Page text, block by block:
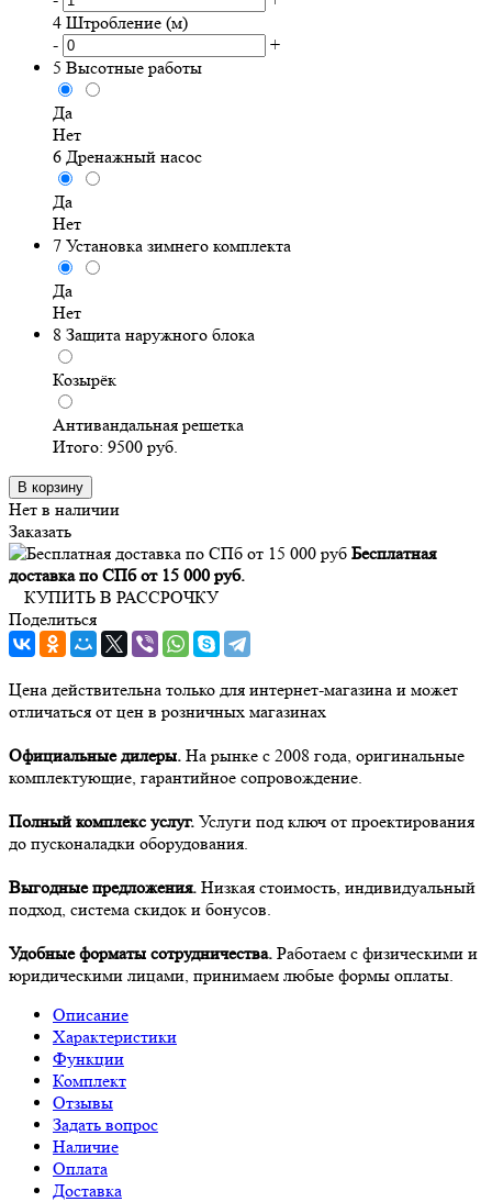
4 Штробление (м)
-
+
5 Высотные работы
Да
Нет
6 Дренажный насос
Да
Нет
7 Установка зимнего комплекта
Да
Нет
8 Защита наружного блока
Козырёк
Антивандальная решетка
Итого: 9500 руб.
В корзину
Нет в наличии
Заказать
Бесплатная
доставка по СПб от 15 000 руб.
КУПИТЬ В РАССРОЧКУ
Поделиться
Цена действительна только для интернет-магазина и может
отличаться от цен в розничных магазинах
Официальные дилеры. На рынке с 2008 года, оригинальные
комплектующие, гарантийное сопровождение.
Полный комплекс услуг. Услуги под ключ от проектирования
до пусконаладки оборудования.
Выгодные предложения. Низкая стоимость, индивидуальный
подход, система скидок и бонусов.
Удобные форматы сотрудничества. Работаем с физическими и
юридическими лицами, принимаем любые формы оплаты.
Описание
Характеристики
Функции
Комплект
Отзывы
Задать вопрос
Наличие
Оплата
Доставка